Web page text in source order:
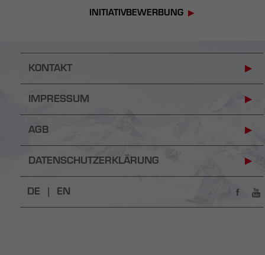
INITIATIVBEWERBUNG
KONTAKT
IMPRESSUM
AGB
DATENSCHUTZERKLÄRUNG
DE | EN